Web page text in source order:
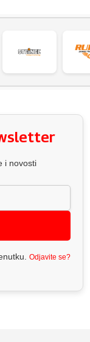
i novosti
Odjavite se?